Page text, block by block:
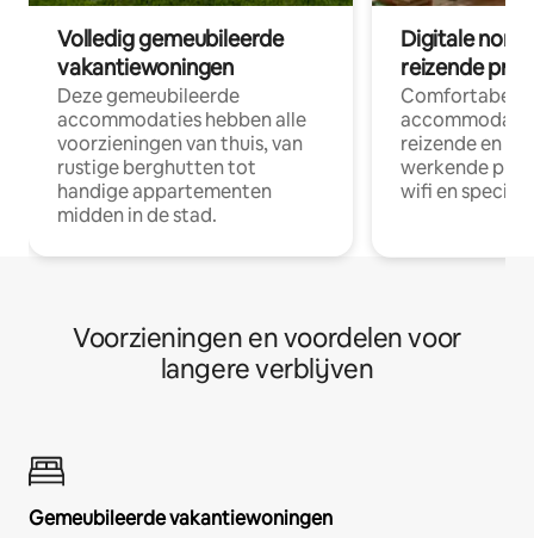
Volledig gemeubileerde
vakantiewoningen
Deze gemeubileerde
accommodaties hebben alle
voorzieningen van thuis, van
rustige berghutten tot
handige appartementen
midden in de stad.
Digitale
reizende
Comfortabele
reizende en
werkende
wifi en
Voorzieningen en voordelen voor
langere verblijven
Gemeubileerde vakantiewoningen